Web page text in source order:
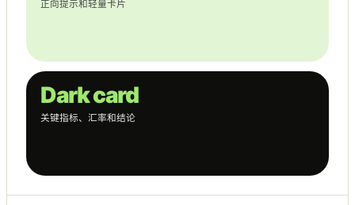
正向提示和轻量卡片
Dark card
关键指标、汇率和结论